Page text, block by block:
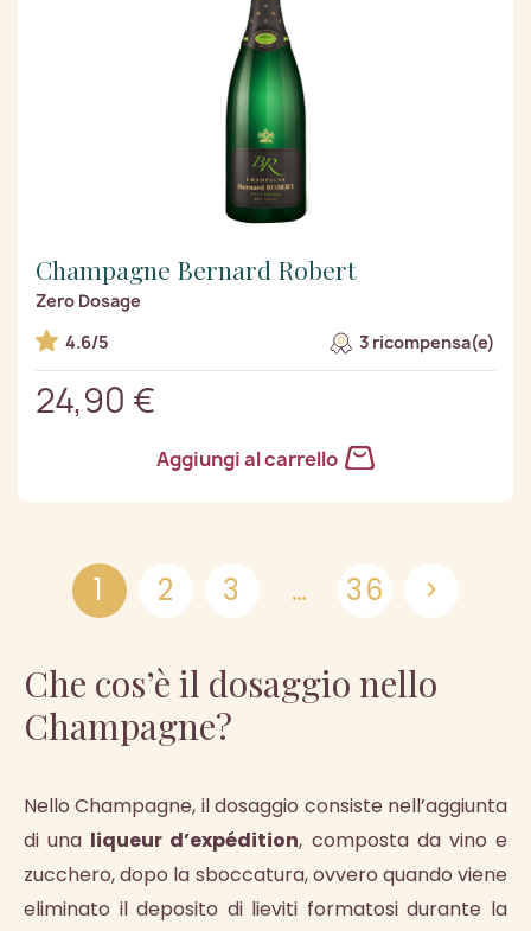
Champagne Bernard Robert
Zero Dosage
4.6/5
3 ricompensa(e)
24,90 €
Aggiungi al carrello
1 2 3 … 36 
Che cos’è il dosaggio nello
Champagne?
Nello Champagne, il dosaggio consiste nell’aggiunta
di una liqueur d’expédition, composta da vino e
zucchero, dopo la sboccatura, ovvero quando viene
eliminato il deposito di lieviti formatosi durante la